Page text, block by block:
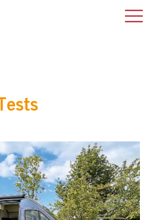
Tests